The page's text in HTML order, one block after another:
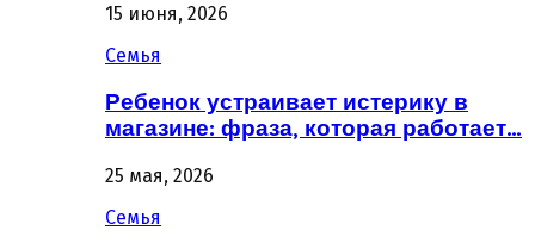
15 июня, 2026
Семья
Ребенок устраивает истерику в
магазине: фраза, которая работает…
25 мая, 2026
Семья